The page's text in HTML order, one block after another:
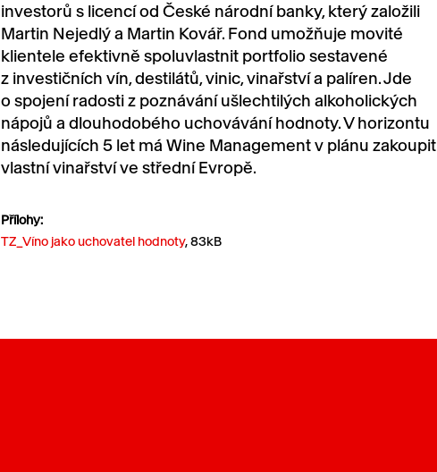
investorů s licencí od České národní banky, který založili
Martin Nejedlý a Martin Kovář. Fond umožňuje movité
klientele efektivně spoluvlastnit portfolio sestavené
z investičních vín, destilátů, vinic, vinařství a palíren. Jde
o spojení radosti z poznávání ušlechtilých alkoholických
nápojů a dlouhodobého uchovávání hodnoty. V horizontu
následujících 5 let má Wine Management v plánu zakoupit
vlastní vinařství ve střední Evropě.
Přílohy:
TZ_Víno jako uchovatel hodnoty, 83kB